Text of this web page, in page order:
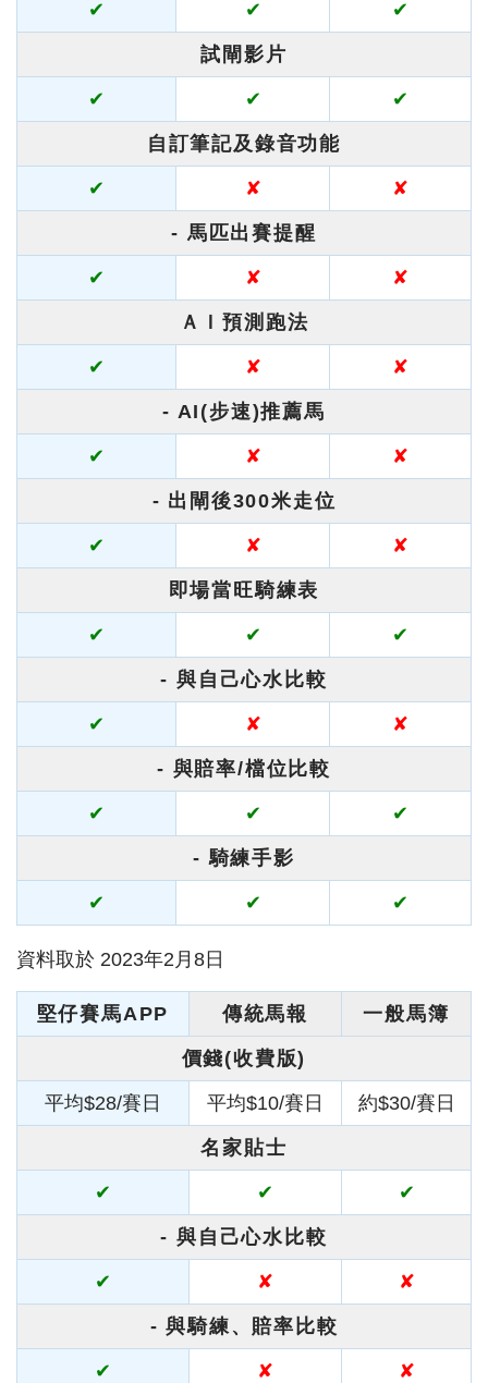
✔ ✔ ✔
試閘影片
✔ ✔ ✔
自訂筆記及錄音功能
✔ ✘ ✘
- 馬匹出賽提醒
✔ ✘ ✘
ＡＩ預測跑法
✔ ✘ ✘
- AI(步速)推薦馬
✔ ✘ ✘
- 出閘後300米走位
✔ ✘ ✘
即場當旺騎練表
✔ ✔ ✔
- 與自己心水比較
✔ ✘ ✘
- 與賠率/檔位比較
✔ ✔ ✔
- 騎練手影
✔ ✔ ✔
資料取於 2023年2月8日
堅仔賽馬APP 傳統馬報 一般馬簿
價錢(收費版)
平均$28/賽日 平均$10/賽日 約$30/賽日
名家貼士
✔ ✔ ✔
- 與自己心水比較
✔ ✘ ✘
- 與騎練、賠率比較
✔ ✘ ✘